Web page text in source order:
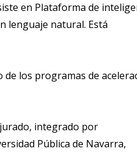
en Plataforma de
lenguaje natural. Está
los programas de
integrado por
Pública de Navarra,